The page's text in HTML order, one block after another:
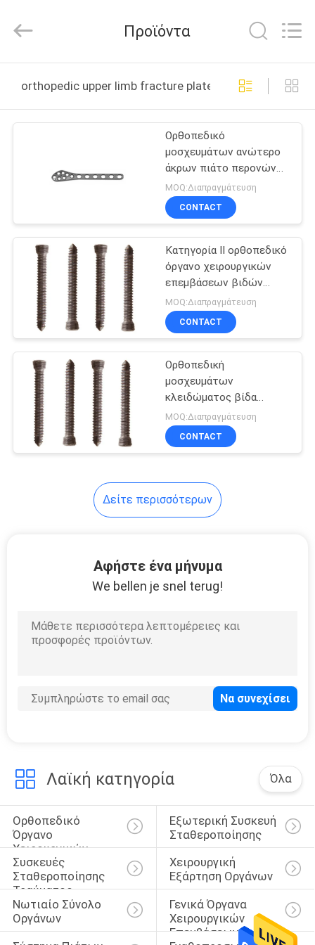
ΠΡΟΪΌΝΤΑ
ΠΕΡΊΠΟΥ
ΕΜΕΊΣ
ΓΎΡΟΣ
ΕΡΓΟΣΤΑΣΊΩΝ
ΠΟΙΟΤΙΚΌΣ
ΈΛΕΓΧΟΣ
ΜΑΣ
ΕΛΆΤΕ
ΕΠΑΦΉ
ΑΠΌΣΠΑΣΜΑ
PRIVACY
Developed
Προϊόντα
orthopedic upper limb fracture plate διαδικτυακή
Ορθοπεδικό
μοσχευμάτων ανώτερο
άκρων πιάτο περονών
σπασίματος ακραίο
MOQ:Διαπραγμάτευση
CONTACT
Κατηγορία ΙΙ ορθοπεδικό
όργανο χειρουργικών
επεμβάσεων βιδών
κόκκαλων κλεισίματος
MOQ:Διαπραγμάτευση
CONTACT
Ορθοπεδική
μοσχευμάτων
κλειδώματος βίδα
κόκκαλων τιτανίου
βιδών χειρουργική
MOQ:Διαπραγμάτευση
CONTACT
Δείτε περισσότερων
Αφήστε ένα μήνυμα
We bellen je snel terug!
Λαϊκή κατηγορία Όλα
Ορθοπεδικό
Όργανο
Χειρουργικών
Επεμβάσεων
Εξωτερική Συσκευή
Σταθεροποίησης
Συσκευές
Σταθεροποίησης
Τραύματος
Χειρουργική
Εξάρτηση Οργάνων
Νωτιαίο Σύνολο
Οργάνων
Γενικά Όργανα
Χειρουργικών
Επεμβάσεων